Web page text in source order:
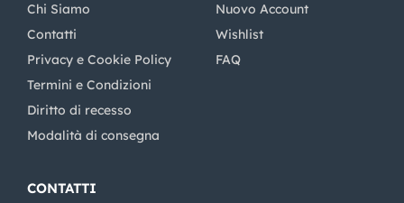
Chi Siamo
Contatti
Privacy e Cookie Policy
Termini e Condizioni
Diritto di recesso
Modalità di consegna
Nuovo Account
Wishlist
FAQ
CONTATTI